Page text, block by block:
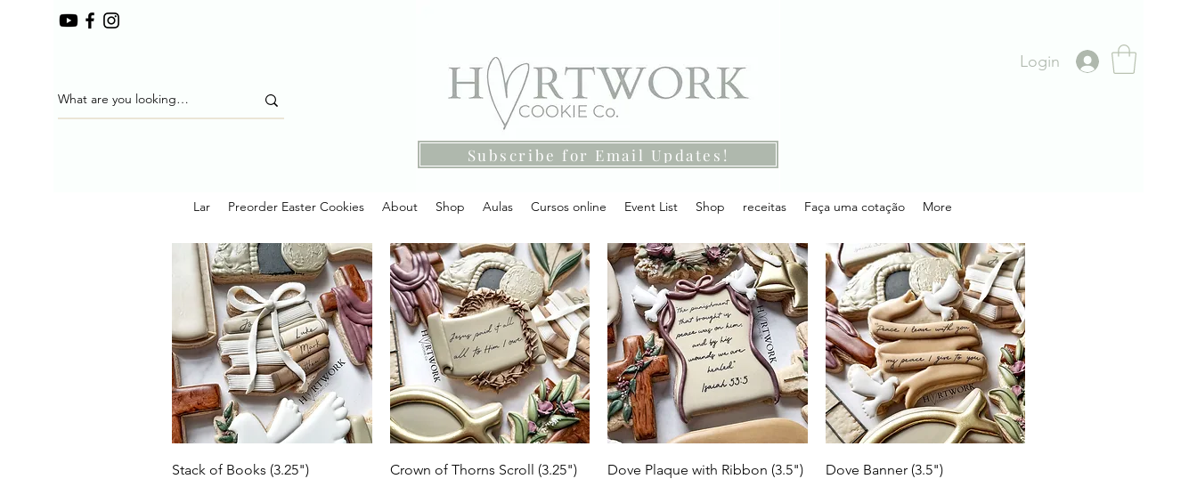
Subscribe for Email Updates!
Login
Lar Preorder Easter Cookies About Shop Aulas Cursos online Event List Shop receitas Faça uma cotação More
Visualização rápida
Stack of Books (3.25")
Visualização rápida
Crown of Thorns Scroll (3.25")
Visualização rápida
Dove Plaque with Ribbon (3.5")
Visualização rápida
Dove Banner (3.5")